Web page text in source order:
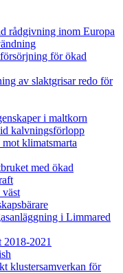
rådgivning inom Europa
för ökad
av slaktgrisar redo för
i maltkorn
kalvningsförlopp
klimatsmarta
med ökad
i Limmared
2018-2021
klustersamverkan för